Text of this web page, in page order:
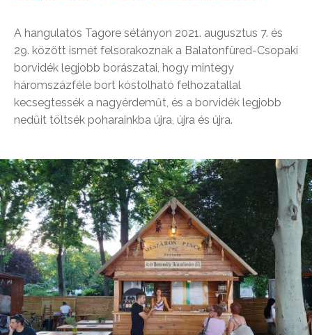
A hangulatos Tagore sétányon 2021. augusztus 7. és
29. között ismét felsorakoznak a Balatonfüred-Csopaki
borvidék legjobb borászatai, hogy mintegy
háromszázféle bort kóstolható felhozatallal
kecsegtessék a nagyérdeműt, és a borvidék legjobb
nedűit töltsék poharainkba újra, újra és újra.